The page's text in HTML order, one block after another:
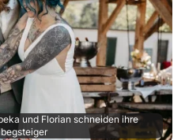
und Florian schneiden ihre